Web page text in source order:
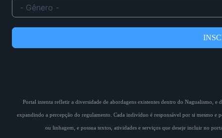
Portal intenta refletir a diversidade de abordagens existentes dentro do Nagualismo, e
expandindo a percepção do regulamento. Cada indivíduo é responsável por si mesmo
ou linhagem, e possua textos, atividades e serviços que deseje incluir no